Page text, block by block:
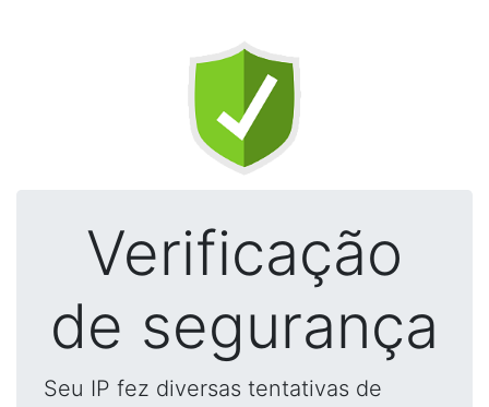
Verificação
de segurança
Seu IP fez diversas tentativas de